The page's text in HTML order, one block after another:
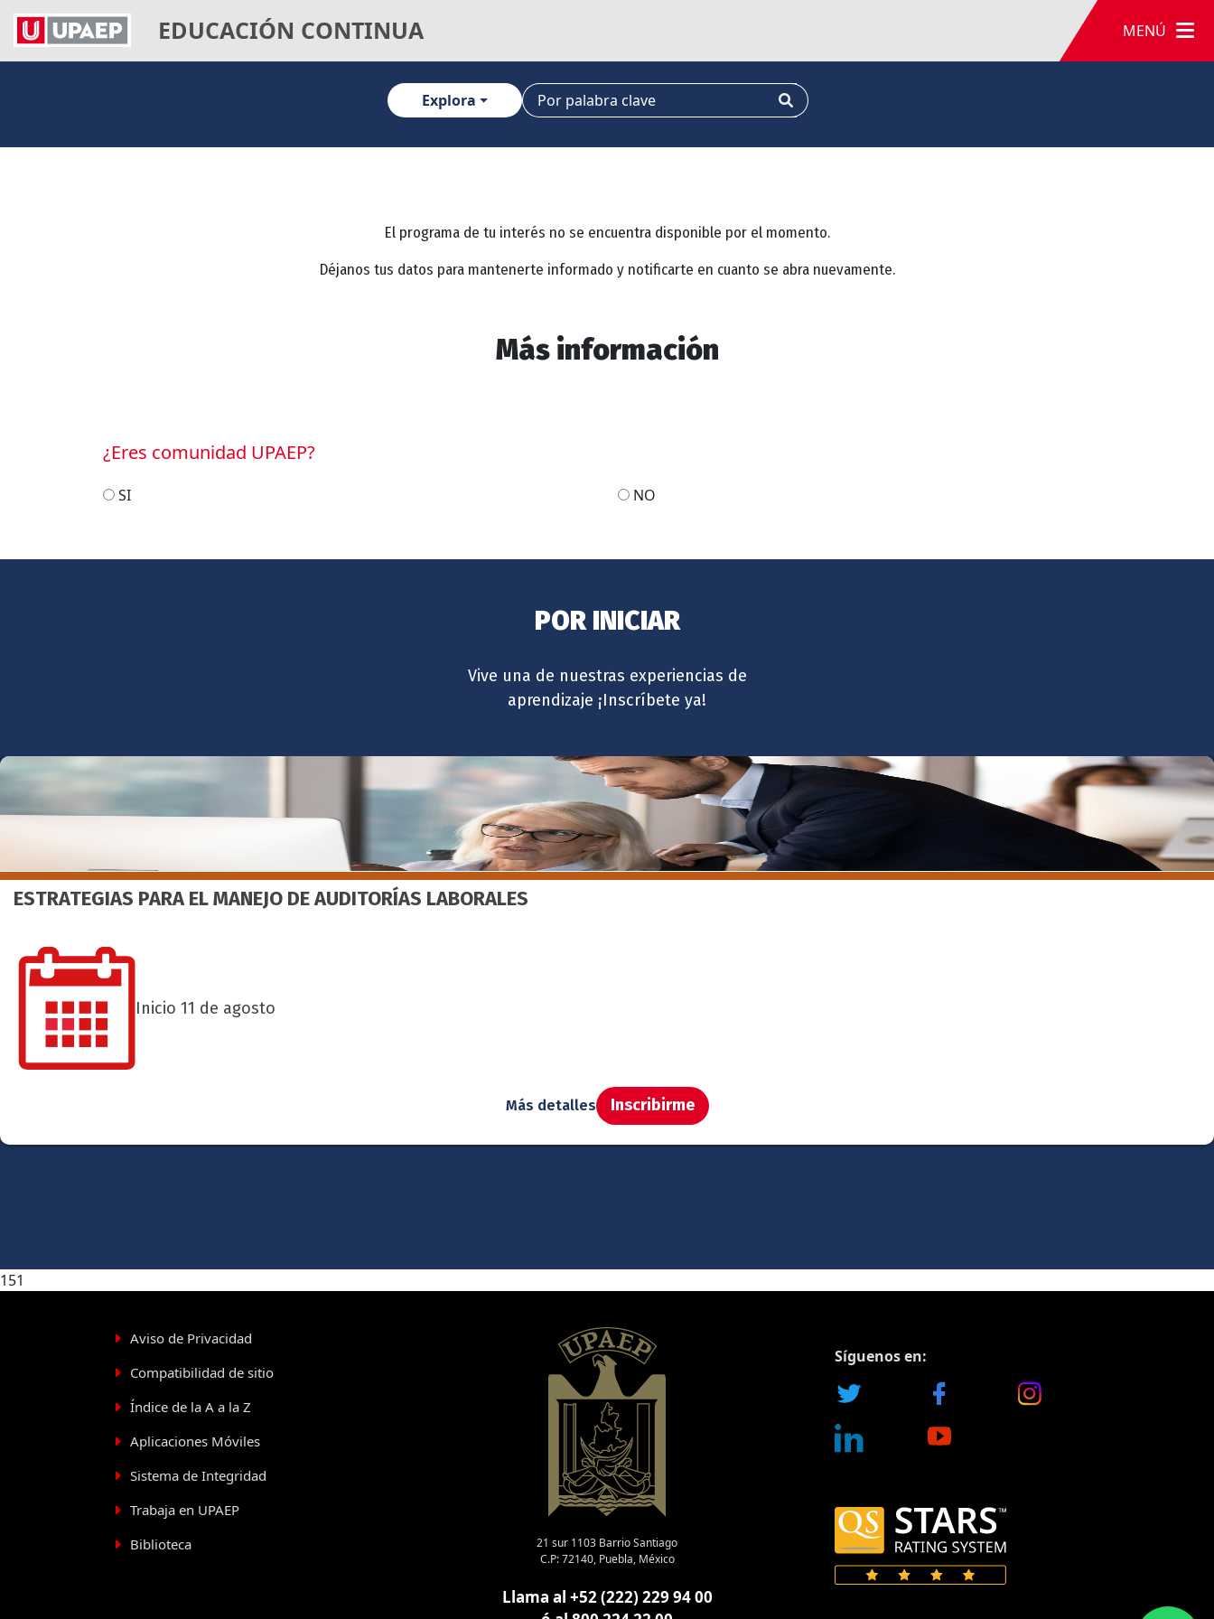
EDUCACIÓN CONTINUA MENÚ
Explora
El programa de tu interés no se encuentra disponible por el momento.
Déjanos tus datos para mantenerte informado y notificarte en cuanto se abra nuevamente.
Más información
¿Eres comunidad UPAEP?
SI NO
POR INICIAR
Vive una de nuestras experiencias de
aprendizaje ¡Inscríbete ya!
ESTRATEGIAS PARA EL MANEJO DE AUDITORÍAS LABORALES
Inicio 11 de agosto
Más detalles Inscribirme
151
Aviso de Privacidad
Compatibilidad de sitio
Índice de la A a la Z
Aplicaciones Móviles
Sistema de Integridad
Trabaja en UPAEP
Biblioteca
21 sur 1103 Barrio Santiago
C.P: 72140, Puebla, México
Llama al +52 (222) 229 94 00
Síguenos en: